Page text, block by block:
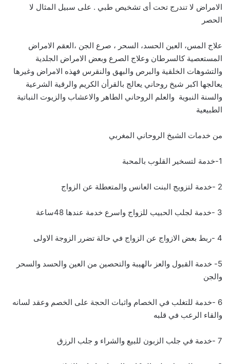
الامراض لا تندرج تحت أى تشخيص طبي . على سبيل المثال لا
الحصر
علاج المس، العين الحسد، السحر ، صرع الجن ،العقم الامراض
المستعصية كالسرطان وعلاج الصرع وبعض الامراض الجلدية
والتشوهات الخلقية والبرص والبهق والنقرس فهذه الامراض وغيرها
يعالجها اكبر شيخ روحاني يعالج بالقرأن الكريم والرقية الشرعية
والسنة النبوية والعلم الروحاني الطاهر والاعشاب والزيوت النباتية
الطبيعية
من خدمات الشيخ الروحاني المغربي
1-خدمة لتسخير القلوب بالمحبة
2 -خدمة لتزويج البنت العانس والمتعطلة عن الزواج
3 -خدمة لجلب الحبيب للزواج واسرع خدمة عندها 48ساعة
4 -ربط بعض الازواج عن الزواج في حالة تضرر الزوجة الاولى
5- خدمة القبول والعز ىالهيبة والتحصين من العين والحسد والسحر
والجن
6 -خدمة للتغلب في الخصام واثبات الحجة على الخصم وعقد لسانه
والقاء الرعب في قلبه
7 -خدمة في جلب الزبون للبيع والشراء و جلب الرزق